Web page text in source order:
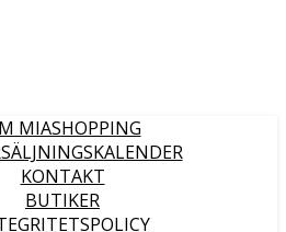
MIASHOPPING
KONTAKT
BUTIKER